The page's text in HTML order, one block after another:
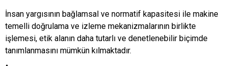
İnsan yargısının bağlamsal ve normatif kapasitesi ile makine
temelli doğrulama ve izleme mekanizmalarının birlikte
işlemesi, etik alanın daha tutarlı ve denetlenebilir biçimde
tanımlanmasını mümkün kılmaktadır.